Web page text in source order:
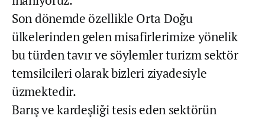
Son dönemde özellikle Orta Doğu
ülkelerinden gelen misafirlerimize yönelik
bu türden tavır ve söylemler turizm sektör
temsilcileri olarak bizleri ziyadesiyle
üzmektedir.
Barış ve kardeşliği tesis eden sektörün